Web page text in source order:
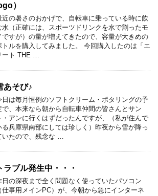
）
近の暑さのおかげで、自転車に乗っている時に飲
水（正確には、スポーツドリンクを水で割ったモ
ですが）の量が増えてきたので、容量が大きめの
トルを購入してみました。 今回購入したのは「エ
ート THE …
あそび♪
日は毎月恒例のソフトクリーム・ポタリングの予
で、本来なら朝から自転車仲間の皆さんとサン
・アンに行くはずだったんですが、（私が住んで
る兵庫県南部にしては珍しく）昨夜から雪が降っ
いたので、残念な …
ラブル発生中・・・
日の深夜まで全く問題なく使っていたパソコン
仕事用メインPC）が、今朝から急にインターネ